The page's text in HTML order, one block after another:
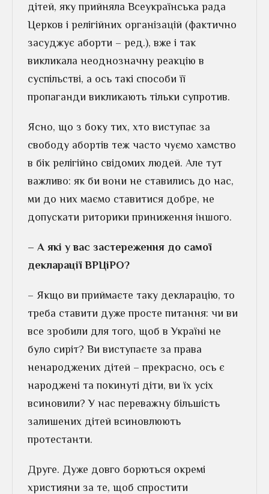
дітей, яку прийняла Всеукраїнська рада
Церков і релігійних організацій (фактично
засуджує аборти – ред.), вже і так
викликала неоднозначну реакцію в
суспільстві, а ось такі способи її
пропаганди викликають тільки супротив.
Ясно, що з боку тих, хто виступає за
свободу абортів теж часто чуємо хамство
в бік релігійно свідомих людей. Але тут
важливо: як би вони не ставились до нас,
ми до них маємо ставитися добре, не
допускати риторики приниження іншого.
– А які у вас застереження до самої
декларації ВРЦіРО?
– Якщо ви приймаєте таку декларацію, то
треба ставити дуже просте питання: чи ви
все зробили для того, щоб в Україні не
було сиріт? Ви виступаєте за права
ненароджених дітей – прекрасно, ось є
народжені та покинуті діти, ви їх усіх
всиновили? У нас переважну більшість
залишених дітей всиновлюють
протестанти.
Друге. Дуже довго борються окремі
християни за те, щоб спростити